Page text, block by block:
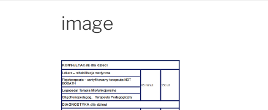
image